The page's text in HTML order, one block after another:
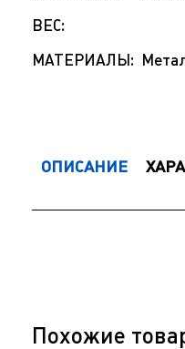
ВЕС:
МАТЕРИАЛЫ:
ОПИСАНИЕ
Похожие